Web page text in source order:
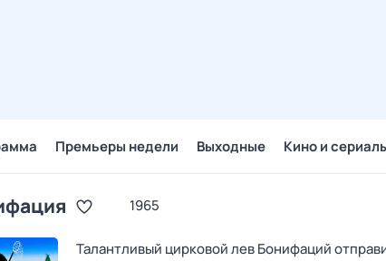
Премьеры недели Выходные Кино и
1965
Талантливый цирковой лев Бонифаций